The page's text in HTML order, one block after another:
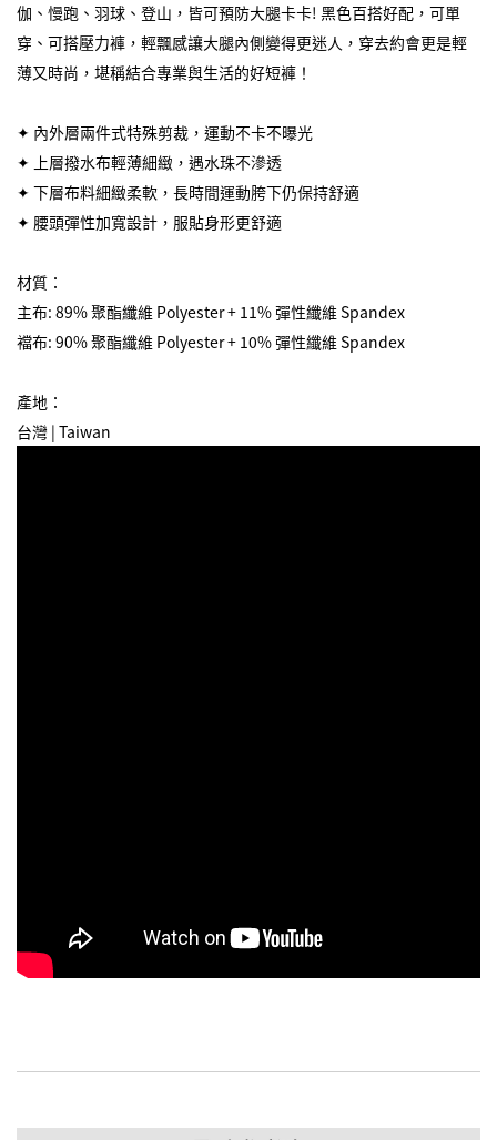
伽、慢跑、羽球、登山，皆可預防大腿卡卡! 黑色百搭好配，可單
穿、可搭壓力褲，輕飄感讓大腿內側變得更迷人，穿去約會更是輕
薄又時尚，堪稱結合專業與生活的好短褲！
✦ 內外層兩件式特殊剪裁，運動不卡不曝光
✦ 上層撥水布輕薄細緻，遇水珠不滲透
✦ 下層布料細緻柔軟，長時間運動胯下仍保持舒適
✦ 腰頭彈性加寬設計，服貼身形更舒適
材質：
主布: 89% 聚酯纖維 Polyester + 11% 彈性纖維 Spandex
襠布: 90% 聚酯纖維 Polyester + 10% 彈性纖維 Spandex
產地：
台灣 | Taiwan